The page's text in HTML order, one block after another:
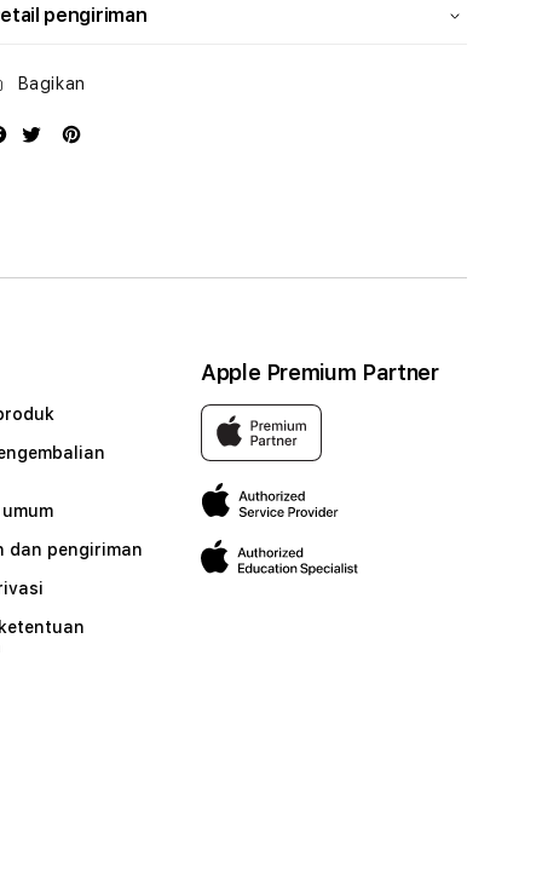
pengiriman
Bagikan
dan pengiriman
Apple Premium Partner